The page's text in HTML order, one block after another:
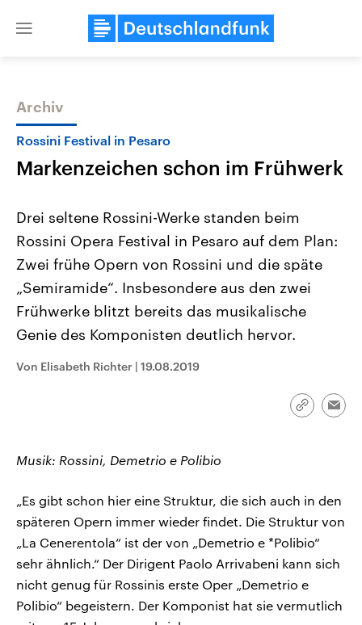
Close
Themen
Landtagswahl Sachsen-Anhalt
2026
Alle Informationen
Sachsen-Anhalt wählt am 6.
September 2026 einen neuen
Landtag. Seit 2021 wird das
Bundesland von einer Koalition aus
CDU, SPD und FDP regiert.-
Aktuelle Beiträge,
Hintergründe
Wirtschaftlich und
gehören die Vereinigten
Archiv
Rossini Festival in Pesaro
Markenzeichen schon im Frühwerk
Drei seltene Rossini-Werke standen beim
Rossini Opera Festival in Pesaro auf dem Plan:
Zwei frühe Opern von Rossini und die späte
„Semiramide“. Insbesondere aus den zwei
Frühwerke blitzt bereits das musikalische
Genie des Komponisten deutlich hervor.
Von Elisabeth Richter | 19.08.2019
Link
Musik: Rossini, Demetrio e Polibio
„Es gibt schon hier eine Struktur, die sich auch in den
späteren Opern immer wieder findet. Die Struktur von
„La Cenerentola“ ist der von „Demetrio e *Polibio“
sehr ähnlich.“ Der Dirigent Paolo Arrivabeni kann sich
nicht genug für Rossinis erste Oper „Demetrio e
Polibio“ begeistern. Der Komponist hat sie vermutlich